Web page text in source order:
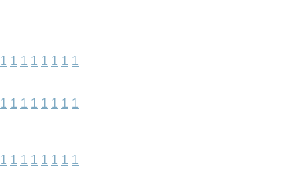
1 1 1 1 1 1 1 1
1 1 1 1 1 1 1 1
1 1 1 1 1 1 1 1